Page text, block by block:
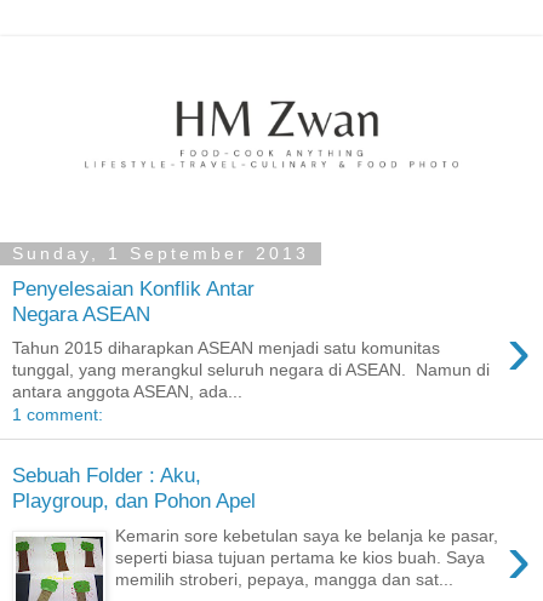
Sunday, 1 September 2013
Penyelesaian Konflik Antar
Negara ASEAN
›
Tahun 2015 diharapkan ASEAN menjadi satu komunitas
tunggal, yang merangkul seluruh negara di ASEAN. Namun di
antara anggota ASEAN, ada...
1 comment:
Sebuah Folder : Aku,
Playgroup, dan Pohon Apel
›
Kemarin sore kebetulan saya ke belanja ke pasar,
seperti biasa tujuan pertama ke kios buah. Saya
memilih stroberi, pepaya, mangga dan sat...